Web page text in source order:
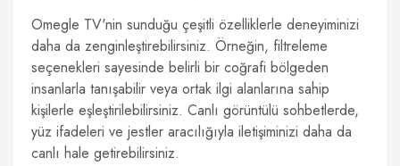
Omegle TV'nin sunduğu çeşitli özelliklerle deneyiminizi
daha da zenginleştirebilirsiniz. Örneğin, filtreleme
seçenekleri sayesinde belirli bir coğrafi bölgeden
insanlarla tanışabilir veya ortak ilgi alanlarına sahip
kişilerle eşleştirilebilirsiniz. Canlı görüntülü sohbetlerde,
yüz ifadeleri ve jestler aracılığıyla iletişiminizi daha da
canlı hale getirebilirsiniz.